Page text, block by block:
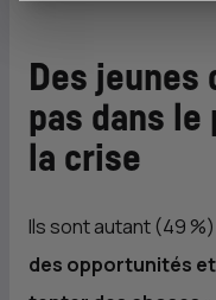
Des
pas dans le
la crise
Ils sont autant (49
des opportunités et